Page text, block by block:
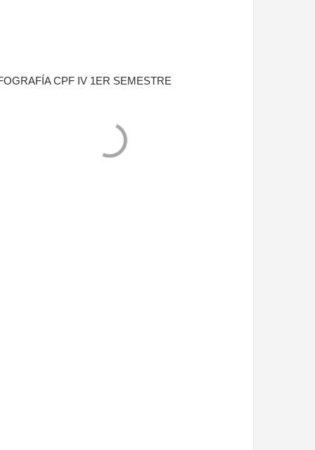
CPF IV 1ER SEMESTRE